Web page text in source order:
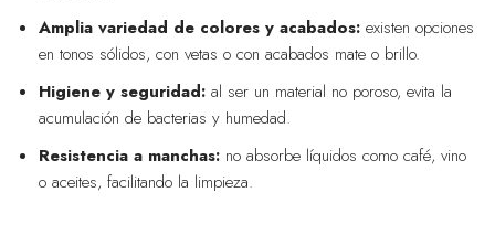
Amplia variedad de colores y acabados: existen opciones
en tonos sólidos, con vetas o con acabados mate o brillo.
Higiene y seguridad: al ser un material no poroso, evita la
acumulación de bacterias y humedad.
Resistencia a manchas: no absorbe líquidos como café, vino
o aceites, facilitando la limpieza.